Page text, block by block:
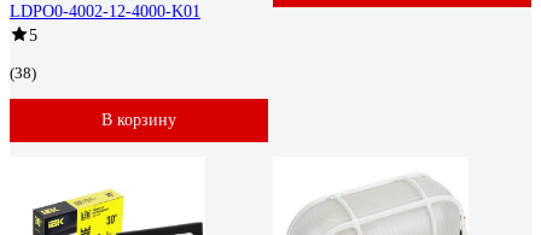
LDPO0-4002-12-4000-K01
5
(38)
В корзину